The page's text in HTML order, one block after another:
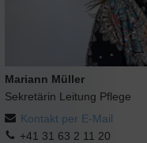
Mariann Müller
Sekretärin Leitung Pflege
Kontakt per E-Mail
+41 31 63 2 11 20